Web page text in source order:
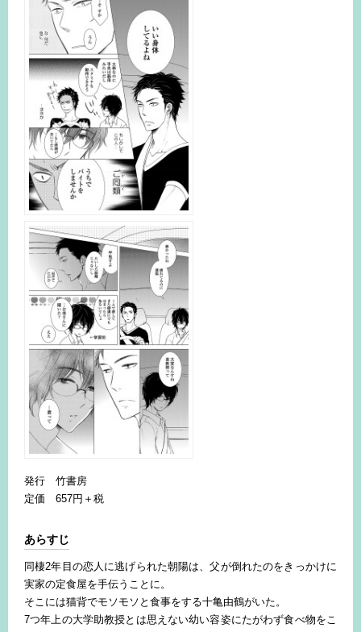
発行 竹書房
定価 657円＋税
あらすじ
同棲2年目の恋人に逃げられた朝陽は、父が倒れたのをきっかけに
実家の定食屋を手伝うことに。
そこには猫背でモソモソと食事をする十亀由鶴がいた。
7つ年上の大学助教授とは思えない幼い容姿にたがわず食べ物をこ